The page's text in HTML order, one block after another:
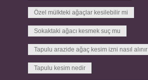
Özel mülkteki ağaçlar kesilebilir mi
Sokaktaki ağacı kesmek suç mu
Tapulu arazide ağaç kesim izni nasıl alınır
Tapulu kesim nedir